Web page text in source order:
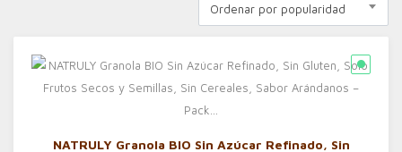
Ordenar por popularidad
NATRULY Granola BIO Sin Azúcar Refinado, Sin